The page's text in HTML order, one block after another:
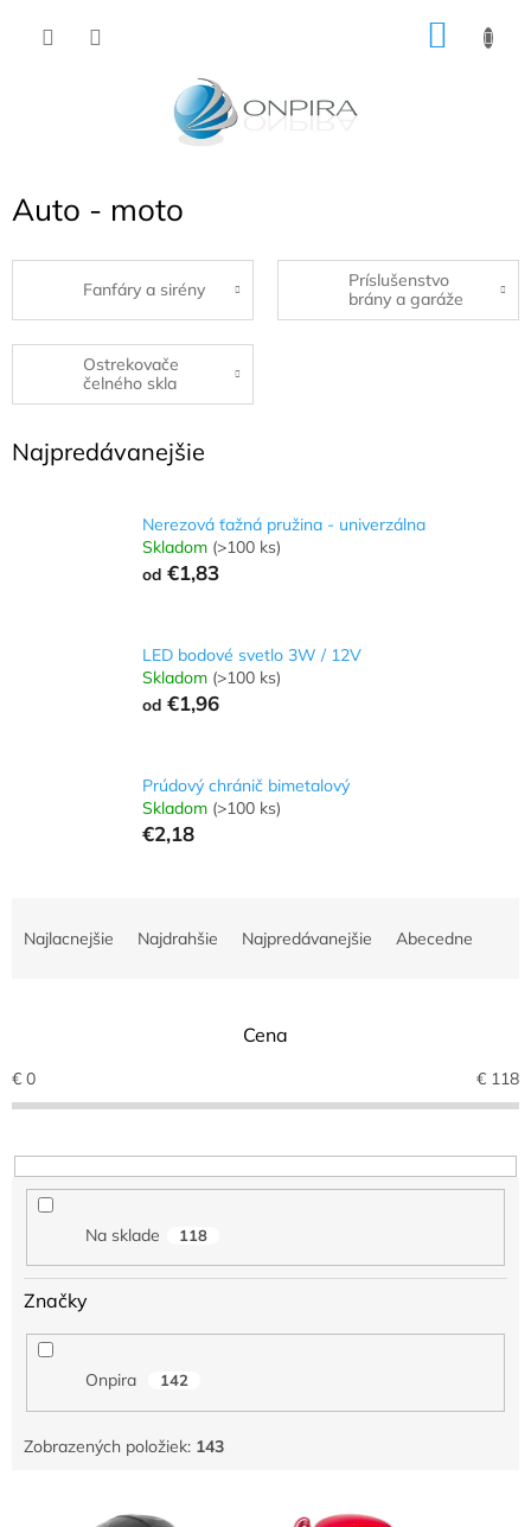
Auto - moto
Fanfáry a sirény
Príslušenstvo
brány a garáže
Ostrekovače
čelného skla
Najpredávanejšie
Nerezová ťažná pružina - univerzálna
Skladom (>100 ks)
od €1,83
LED bodové svetlo 3W / 12V
Skladom (>100 ks)
od €1,96
Prúdový chránič bimetalový
Skladom (>100 ks)
€2,18
e
p
r
d
Najlacnejšie Najdrahšie Najpredávanejšie Abecedne
Cena
€ 0 € 118
Na sklade 118
Značky
Onpira 142
Zobrazených položiek: 143